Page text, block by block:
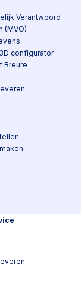
Verantwoord
(MVO)
configurator
Breure